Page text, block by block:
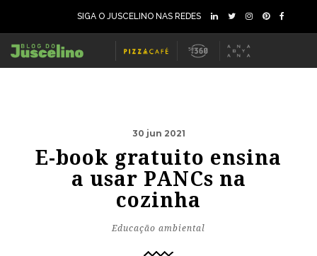
SIGA O JUSCELINO NAS REDES
30 jun 2021
E-book gratuito ensina
a usar PANCs na
cozinha
Educação ambiental